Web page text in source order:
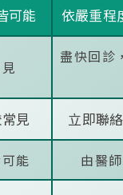
可能 依嚴重程
盡快回診
見 立即聯
能 由醫